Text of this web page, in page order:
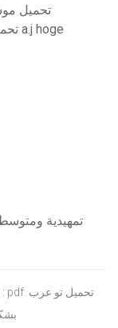
تحميل
تحميل التورنت للغة الإنجليزية بدون جهد بواسطة a.j hoge
تمهيدية